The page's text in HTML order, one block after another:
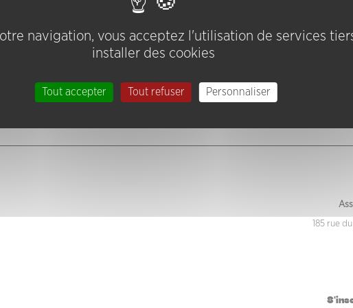
185 rue
navigation, vous acceptez l'utilisation de services
installer des cookies
Tout accepter Tout refuser Personnaliser